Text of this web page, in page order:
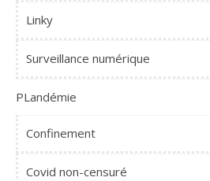
Linky
Surveillance numérique
PLandémie
Confinement
Covid non-censuré